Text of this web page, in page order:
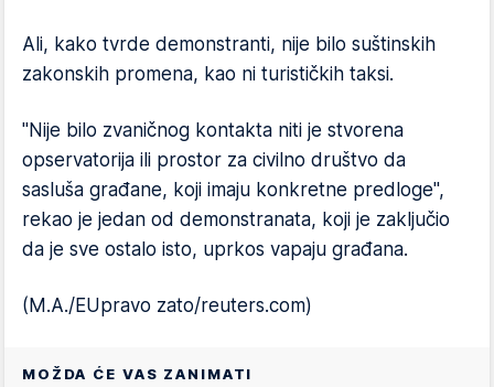
Ali, kako tvrde demonstranti, nije bilo suštinskih
zakonskih promena, kao ni turističkih taksi.
"Nije bilo zvaničnog kontakta niti je stvorena
opservatorija ili prostor za civilno društvo da
sasluša građane, koji imaju konkretne predloge",
rekao je jedan od demonstranata, koji je zaključio
da je sve ostalo isto, uprkos vapaju građana.
(M.A./EUpravo zato/reuters.com)
MOŽDA ĆE VAS ZANIMATI